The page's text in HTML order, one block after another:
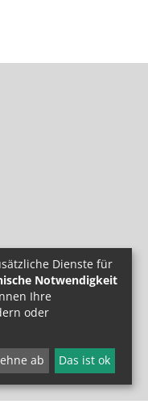
Dienste für
Notwendigkeit
Ihre
oder
ab Das ist ok